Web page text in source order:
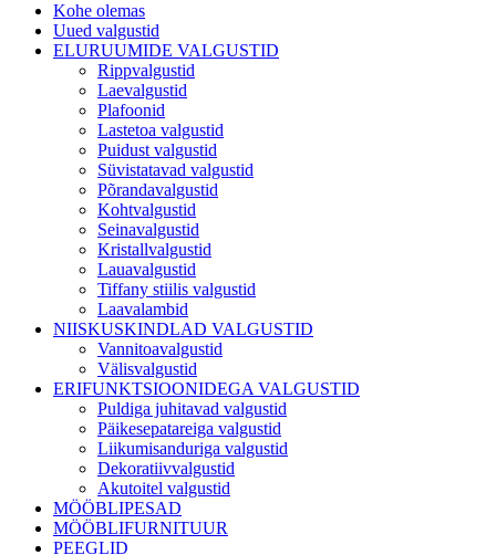
Kohe olemas
Uued valgustid
ELURUUMIDE VALGUSTID
Rippvalgustid
Laevalgustid
Plafoonid
Lastetoa valgustid
Puidust valgustid
Süvistatavad valgustid
Põrandavalgustid
Kohtvalgustid
Seinavalgustid
Kristallvalgustid
Lauavalgustid
Tiffany stiilis valgustid
Laavalambid
NIISKUSKINDLAD VALGUSTID
Vannitoavalgustid
Välisvalgustid
ERIFUNKTSIOONIDEGA VALGUSTID
Puldiga juhitavad valgustid
Päikesepatareiga valgustid
Liikumisanduriga valgustid
Dekoratiivvalgustid
Akutoitel valgustid
MÖÖBLIPESAD
MÖÖBLIFURNITUUR
PEEGLID